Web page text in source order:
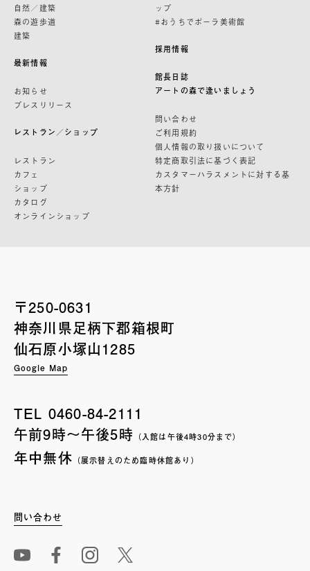
自然／建築
森の遊歩道
建築
最新情報
お知らせ
プレスリリース
レストラン／ショップ
レストラン
カフェ
ショップ
カタログ
オンラインショップ
ップ
#おうちでポーラ美術館
採用情報
館長日誌
アートの森で逢いましょう
問い合わせ
ご利用規約
個人情報の取り扱いについて
特定商取引法に基づく表記
カスタマーハラスメントに対する基
本方針
〒250-0631
神奈川県足柄下郡箱根町
仙石原小塚山1285
Google Map
TEL 0460-84-2111
午前9時〜午後5時 （入館は午後4時30分まで）
年中無休 （展示替えのため臨時休館あり）
問い合わせ